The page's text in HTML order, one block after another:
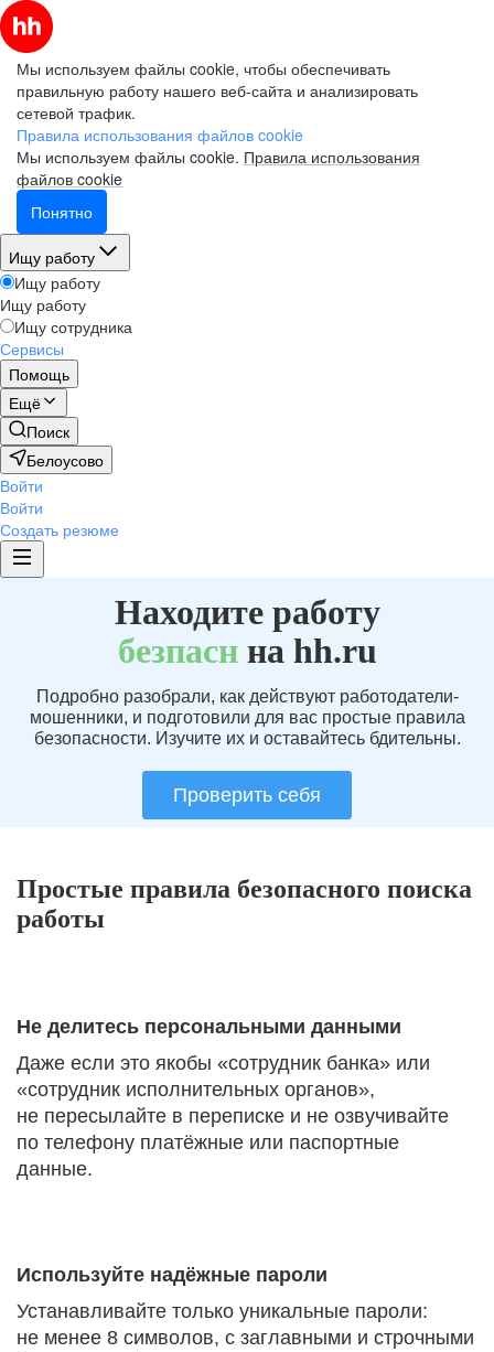
Мы используем файлы cookie, чтобы обеспечивать
правильную работу нашего веб-сайта и анализировать
сетевой трафик.
Правила использования файлов cookie
Мы используем файлы cookie. Правила использования
файлов cookie
Понятно
Ищу работу
Ищу работу
Ищу работу
Ищу сотрудника
Сервисы
Помощь
Ещё
Поиск
Белоусово
Войти
Войти
Создать резюме
Находите работу
безпаснна hh.ru
Подробно разобрали, как действуют работодатели-
мошенники, и подготовили для вас простые правила
безопасности. Изучите их и оставайтесь бдительны.
Проверить себя
Простые правила безопасного поиска
работы
Не делитесь персональными данными
Даже если это якобы «сотрудник банка» или
«сотрудник исполнительных органов»,
не пересылайте в переписке и не озвучивайте
по телефону платёжные или паспортные
данные.
Используйте надёжные пароли
Устанавливайте только уникальные пароли:
не менее 8 символов, с заглавными и строчными